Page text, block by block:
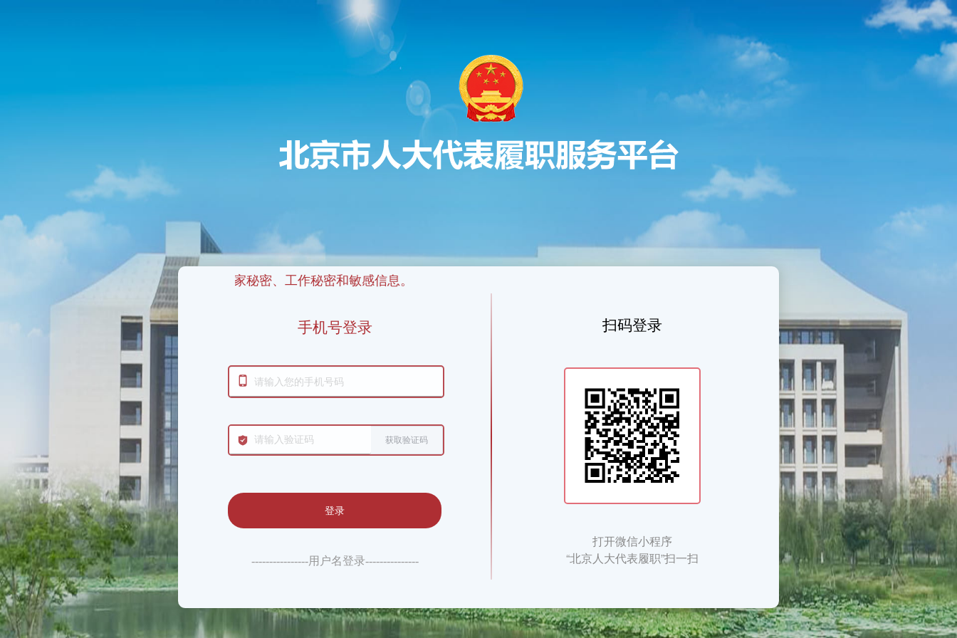
禁止传输、存储、处理国家秘密、工作秘密和敏感信息。
手机号登录
获取验证码
登录
----------------用户名登录---------------
扫码登录
打开微信小程序
“北京人大代表履职”扫一扫